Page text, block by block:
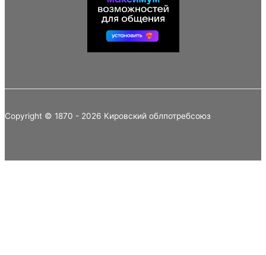
Copyright © 1870 - 2026 Кировский облпотребсоюз